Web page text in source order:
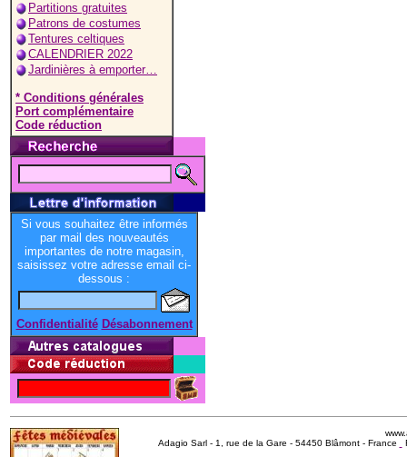
Partitions gratuites
Patrons de costumes
Tentures celtiques
CALENDRIER 2022
Jardinières à emporter…
* Conditions générales
Port complémentaire
Code réduction
Si vous souhaitez être informés
par mail des nouveautés
importantes de notre magasin,
saisissez votre adresse email ci-
dessous :
Confidentialité Désabonnement
Adagio Sarl - 1, rue de la Gare - 54450 Blâmont - France